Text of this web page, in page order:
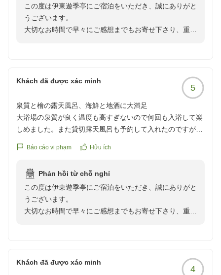
この度は伊東遊季亭にご宿泊をいただき、誠にありがと
うございます。
大切なお時間で早々にご感想までもお寄せ下さり、重ね
ていただけましたでしょうか。
有難いお言葉を励みにますます精進致します。
またのお越しをスタッフ一同心よりお待ち申し上げてお
Khách đã được xác minh
5
泉質と檜の露天風呂、海鮮と地酒に大満足
大浴場の泉質が良く温度も高すぎないので何回も入浴して楽
しめました。また貸切露天風呂も予約して入れたのですが檜
食事は場所柄海鮮が多くあり期待通りの内容でした。日本酒
一点だけ気になりましたが廊下にあるトイレのドアの立て付
けがあまり良くなく開閉に難儀したので取っ手のようなもの
があれば良いなと思いました。
クチコミの詳細はこちらから
Báo cáo vi phạm Hữu ích
Phản hồi từ chỗ nghỉ
この度は伊東遊季亭にご宿泊をいただき、誠にありがと
うございます。
大切なお時間で早々にご感想までもお寄せ下さり、重ね
リウム泉でございます。
保温効果にも優れ、多くの効能がございます。大浴場、
Khách đã được xác minh
4